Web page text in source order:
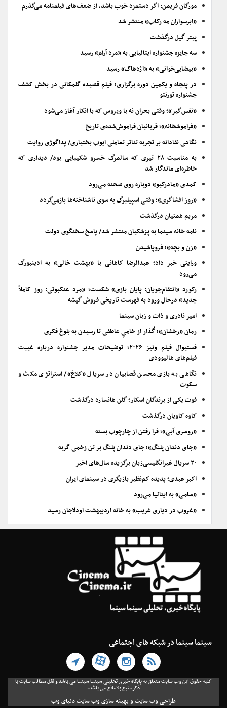
مورگان فریمن: اگر دستمزد خوب باشد، از ضعف‌های فیلمنامه می‌گذرم
«ابرسواران مه رکاب» منتشر شد
پیتر گیل درگذشت
سه جایزه جشنواره ایتالیایی به «مرد آرام» رسید
«بیضایی‌خوانی» به «اژدهاک» رسید
در پنجاه و یکمین دوره برگزاری؛ فیلم قصیده گلمکانی در بخش کشف
جشنواره تورنتو
«نفس‌گیر»؛ وقتی بحران نه با ویروس که با انکار آغاز می‌شود
«فراموشخانه»؛ قربانیان فراموش‌شده‌ی تاریخ
نگاهی نقادانه بر تجربه تئاتر تعاملی ایوب بختیاری/ پداگوژی روایت
به مناسبت ۲۸ تیری که سالمرگ خسرو شکیبایی بود/ دیداری که
خاطره‌ای ماندگار شد
کمدی «مادرکیو» دوباره روی صحنه می‌رود
«روز افشاگری»؛ وقتی اسپیلبرگ به سوی ناشناخته‌ها بازمی‌گردد
مریم همتیان درگذشت
نامه خانه سینما به پزشکیان منتشر شد/ پاسخ سخنگوی دولت
«زن و بچه»؛ فروپاشیدن
ورایتی خبر داد؛ عبدالرضا کاهانی با «بهشت خالی» به ادینبورگ
می‌رود
رکورد «انتقام‌جویان: پایان بازی» شکست؛ «مرد عنکبوتی: روز کاملاً
جدید» درحال ورود به فهرست تاریخی فروش گیشه
امیر نادری و ذات و زبان سینما
رمان «رخشان»؛ گُذار از خامیِ عاطفی تا رسیدن به بلوغ فکری
فستیوال فیلم ونیز ۲۰۲۶؛ توضیحات مدیر جشنواره درباره غیبت
فیلم‌های هالیوودی
نگاهی به بازی محسن قصابیان در سریال «کلاغ»/ استراتژی مکث و
سکوت
فوت یکی از برندگان اسکار؛ گلن هانسارد درگذشت
کاوه کاویان درگذشت
«روسری آبی»؛ فرا رفتن از چارچوب بسته
«جای دندان پلنگ»؛ جای دندان پلنگ بر تن زخمی گربه
۲۰ سریال غیرانگلیسی‌زبان برگزیده سال‌های اخیر
اکبر عبدی؛ پدیده کم‌نظیر بازیگری در سینمای ایران
«سامی» به ایتالیا می‌رود
«غروب در دیاری غریب» به خانه اردیبهشت اودلاجان رسید
سینما سینما در شبکه های اجتماعی
کلیه حقوق این وب سایت متعلق به پایگاه خبری تحلیلی سینما سینما می باشد و نقل مطالب سایت با
ذکر منبع بلامانع می باشد.
طراحی وب سایت و بهینه سازی وب سایتدنیای وب